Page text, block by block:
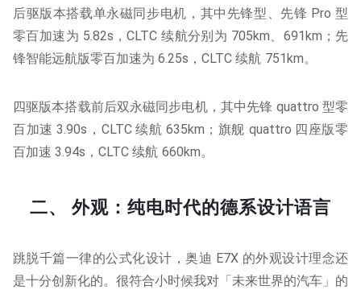
后驱版本搭载单永磁同步电机，其中先锋型、先锋 Pro 型
零百加速为 5.82s，CLTC 续航分别为 705km、691km；先
锋智能远航版零百加速为 6.25s，CLTC 续航 751km。
四驱版本搭载前后双永磁同步电机，其中先锋 quattro 型零
百加速 3.90s，CLTC 续航 635km；旗舰 quattro 四座版零
百加速 3.94s，CLTC 续航 660km。
二、 外观：纯电时代的德系设计语言
跳脱千篇一律的公式化设计，奥迪 E7X 的外观设计理念还
是十分创新化的。很符合小时候我对「未来世界的汽车」的